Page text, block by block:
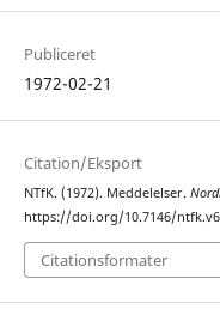
Publiceret
1972-02-21
Citation/Eksport
NTfK. (1972). Meddelelser.
https://doi.org/10.7146/
Citationsformater